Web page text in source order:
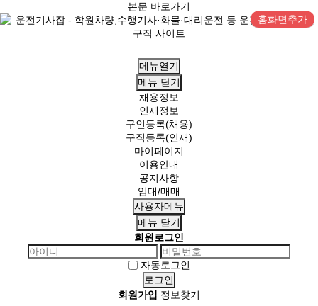
본문 바로가기
홈화면추가
메뉴열기
메뉴 닫기
채용정보
인재정보
구인등록(채용)
구직등록(인재)
마이페이지
이용안내
공지사항
임대/매매
사용자메뉴
메뉴 닫기
회원로그인
자동로그인
회원가입 정보찾기